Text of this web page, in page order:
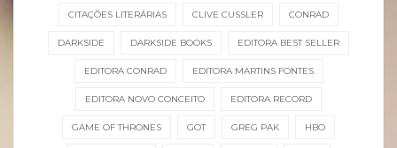
CITAÇÕES LITERÁRIAS CLIVE CUSSLER CONRAD
DARKSIDE DARKSIDE BOOKS EDITORA BEST SELLER
EDITORA CONRAD EDITORA MARTINS FONTES
EDITORA NOVO CONCEITO EDITORA RECORD
GAME OF THRONES GOT GREG PAK HBO